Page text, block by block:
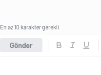
Gönder
En az 10 karakter gerekli